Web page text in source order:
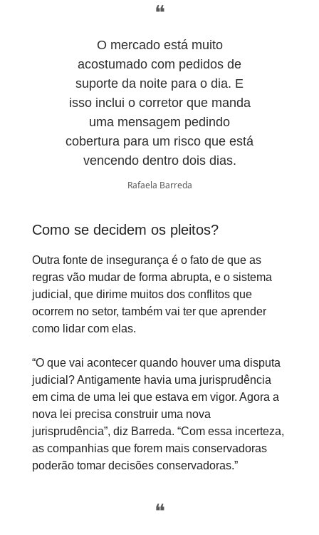
❝
O mercado está muito
acostumado com pedidos de
suporte da noite para o dia. E
isso inclui o corretor que manda
uma mensagem pedindo
cobertura para um risco que está
vencendo dentro dois dias.
Rafaela Barreda
Como se decidem os pleitos?
Outra fonte de insegurança é o fato de que as
regras vão mudar de forma abrupta, e o sistema
judicial, que dirime muitos dos conflitos que
ocorrem no setor, também vai ter que aprender
como lidar com elas.
“O que vai acontecer quando houver uma disputa
judicial? Antigamente havia uma jurisprudência
em cima de uma lei que estava em vigor. Agora a
nova lei precisa construir uma nova
jurisprudência”, diz Barreda. “Com essa incerteza,
as companhias que forem mais conservadoras
poderão tomar decisões conservadoras.”
❝